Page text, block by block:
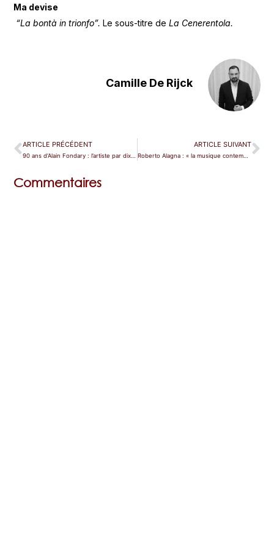
Ma devise
“La bontà in trionfo”.Le sous-titre de La Cenerentola.
Camille De Rijck
ARTICLE PRÉCÉDENT ARTICLE SUIVANT
Roberto Alagna : « la musique contemporaine, je l’ai toujours chantée »
Commentaires